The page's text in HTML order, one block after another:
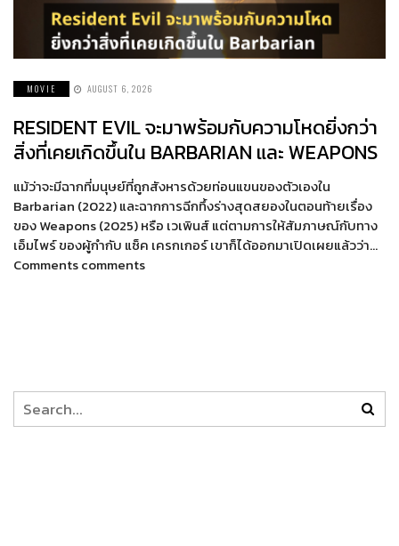
MOVIE AUGUST 6, 2026
RESIDENT EVIL จะมาพร้อมกับความโหดยิ่งกว่า
สิ่งที่เคยเกิดขึ้นใน BARBARIAN และ WEAPONS
แม้ว่าจะมีฉากที่มนุษย์ที่ถูกสังหารด้วยท่อนแขนของตัวเองใน
Barbarian (2022) และฉากการฉีกทึ้งร่างสุดสยองในตอนท้ายเรื่อง
ของ Weapons (2025) หรือ เวเพินส์ แต่ตามการให้สัมภาษณ์กับทาง
เอ็มไพร์ ของผู้กำกับ แซ็ค เครกเกอร์ เขาก็ได้ออกมาเปิดเผยแล้วว่า…
Comments comments